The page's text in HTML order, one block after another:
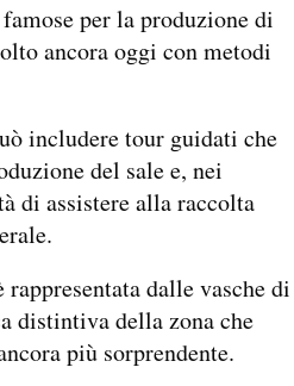
per la produzione di
ancora oggi con metodi
includere tour guidati che
del sale e, nei
di assistere alla raccolta
dalle vasche di
distintiva della zona che
più sorprendente.